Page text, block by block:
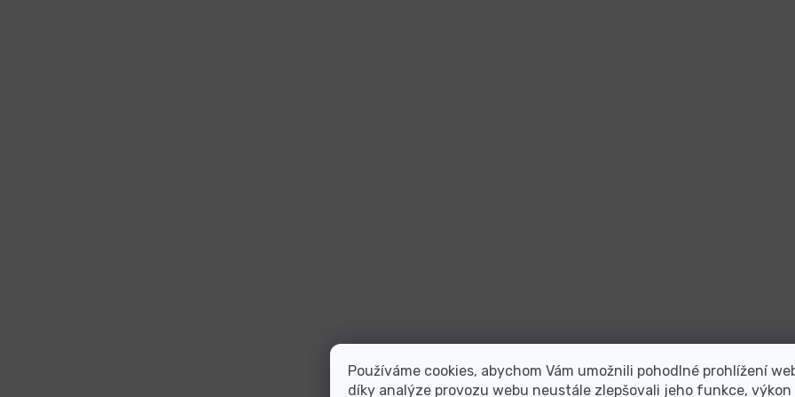
Používáme cookies, abychom Vám umožnili pohodlné prohlížení
díky analýze provozu webu neustále zlepšovali jeho funkce, výkon